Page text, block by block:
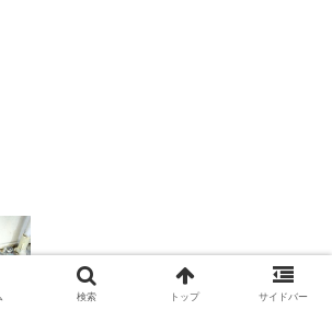
キッチンの蛇口を自分で交換する方法
検索 トップ サイドバー